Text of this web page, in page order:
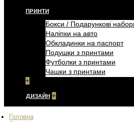
ПРИНТИ
Бокси / Подарункові
Наліпки на авто
Обкладинки на паспорт
Подушки з принтами
Футболки з принтами
Чашки з принтами
+
ДИЗАЙН +
Головна